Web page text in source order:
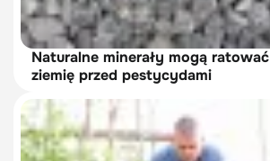
Naturalne minerały mogą ratować
ziemię przed pestycydami